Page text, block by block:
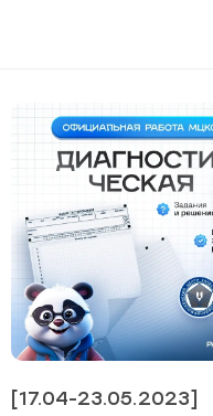
[17.04-23.05.2023]